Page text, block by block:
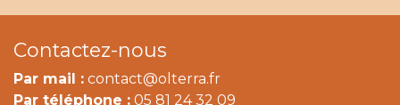
Contactez-nous
Par mail : contact@olterra.fr
Par téléphone : 05 81 24 32 09